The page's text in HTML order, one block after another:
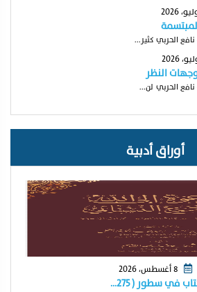
الحربي كثير...
النظر
الحربي لن...
أوراق أدبية
في سطور ( ٢٧٥…